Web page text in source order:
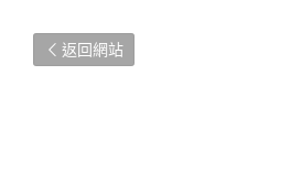
返回網站